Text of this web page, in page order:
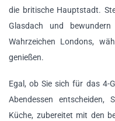
die britische Hauptstadt.
Glasdach und
Wahrzeichen Londons,
genießen.
Egal, ob Sie sich für das 4-
Abendessen entscheiden,
Küche, zubereitet mit den